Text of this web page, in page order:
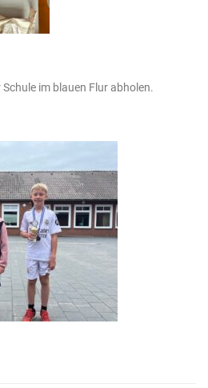
im blauen Flur abholen.